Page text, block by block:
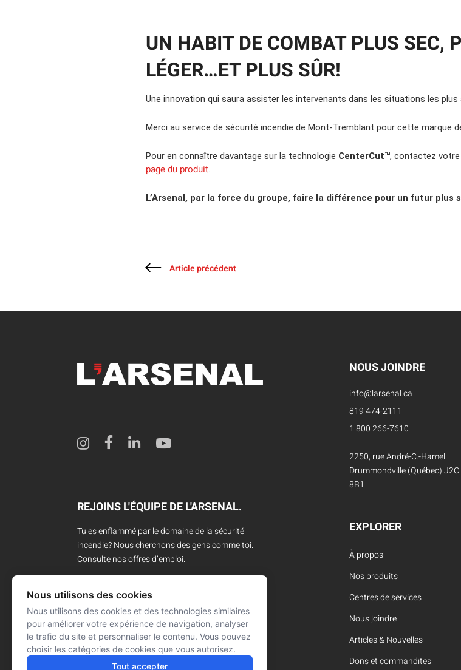
UN HABIT DE COMBAT PLUS SEC,
LÉGER…ET PLUS SÛR!
Une innovation qui saura assister les intervenants dans les situations les plus
Merci au service de sécurité incendie de Mont-Tremblant pour cette marque
Pour en connaître davantage sur la technologie CenterCut™, contactez votre
page du produit.
L’Arsenal, par la force du groupe, faire la différence pour un futur plus
Article précédent
REJOINS L'ÉQUIPE DE L'ARSENAL.
Tu es enflammé par le domaine de la sécurité
incendie? Nous cherchons des gens comme toi.
Consulte nos offres d’emploi.
NOUS JOINDRE
info@larsenal.ca
819 474-2111
1 800 266-7610
2250, rue André-C.-Hamel
Drummondville (Québec) J2C
8B1
EXPLORER
À propos
Nos produits
Centres de services
Nous joindre
Articles & Nouvelles
Dons et commandites
Nous utilisons des cookies
Nous utilisons des cookies et des technologies similaires
pour améliorer votre expérience de navigation, analyser
le trafic du site et personnaliser le contenu. Vous pouvez
choisir les catégories de cookies que vous autorisez.
Tout accepter